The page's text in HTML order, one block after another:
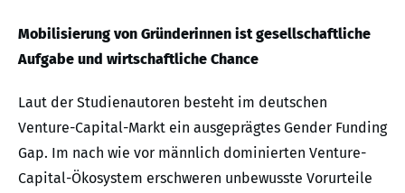
Mobilisierung von Gründerinnen ist gesellschaftliche
Aufgabe und wirtschaftliche Chance
Laut der Studienautoren besteht im deutschen
Venture-Capital-Markt ein ausgeprägtes Gender Funding
Gap. Im nach wie vor männlich dominierten Venture-
Capital-Ökosystem erschweren unbewusste Vorurteile